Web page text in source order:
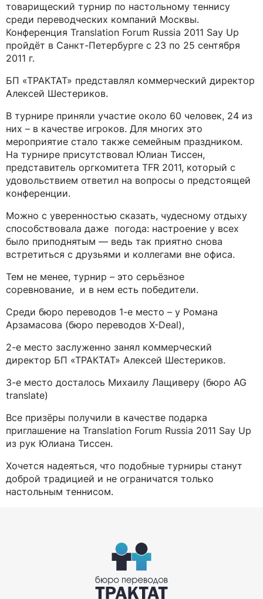
товарищеский турнир по настольному теннису
среди переводческих компаний Москвы.
Конференция Translation Forum Russia 2011 Say Up
пройдёт в Санкт-Петербурге с 23 по 25 сентября
2011 г.
БП «ТРАКТАТ» представлял коммерческий директор
Алексей Шестериков.
В турнире приняли участие около 60 человек, 24 из
них – в качестве игроков. Для многих это
мероприятие стало также семейным праздником.
На турнире присутствовал Юлиан Тиссен,
представитель оргкомитета TFR 2011, который с
удовольствием ответил на вопросы о предстоящей
конференции.
Можно с уверенностью сказать, чудесному отдыху
способствовала даже погода: настроение у всех
было приподнятым — ведь так приятно снова
встретиться с друзьями и коллегами вне офиса.
Тем не менее, турнир – это серьёзное
соревнование, и в нем есть победители.
Среди бюро переводов 1-е место – у Романа
Арзамасова (бюро переводов X-Deal),
2-е место заслуженно занял коммерческий
директор БП «ТРАКТАТ» Алексей Шестериков.
3-е место досталось Михаилу Лащиверу (бюро AG
translate)
Все призёры получили в качестве подарка
приглашение на Translation Forum Russia 2011 Say Up
из рук Юлиана Тиссен.
Хочется надеяться, что подобные турниры станут
доброй традицией и не ограничатся только
настольным теннисом.